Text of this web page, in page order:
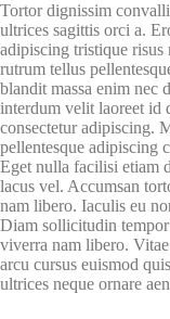
Tortor dignissim
ultrices sagittis orci a.
adipiscing tristique risus
rutrum tellus
blandit massa enim nec
interdum velit laoreet id
consectetur adipiscing.
pellentesque adipiscing
Eget nulla facilisi etiam
lacus vel. Accumsan
nam libero. Iaculis eu
Diam sollicitudin tempor
viverra nam libero.
arcu cursus euismod
ultrices neque ornare